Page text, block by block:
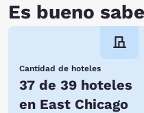
Es bueno
Cantidad de hoteles
37 de 39 hoteles
en East Chicago